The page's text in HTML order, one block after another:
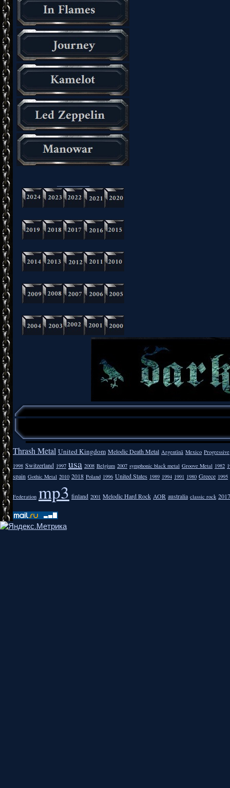
Thrash Metal United Kingdom Melodic Death Metal Argentīnā Mexico Progressive
1998 Switzerland 1997 usa 2008 Belgium 2007 symphonic black metal Groove Metal 1982
spain Gothic Metal 2010 2018 Poland 1996 United States 1989 1994 1991 1980 Greece 1995
Federation mp3 finland 2001 Melodic Hard Rock AOR australia classic rock 2017